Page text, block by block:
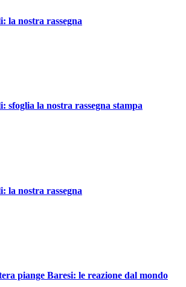
la nostra rassegna
sfoglia la nostra rassegna stampa
la nostra rassegna
piange Baresi: le reazione dal mondo